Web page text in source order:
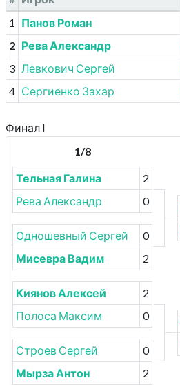
1
Панов Роман
2 Рева Александр
3 Левкович Сергей
4 Сергиенко Захар
Финал I
1/8
Тельная Галина
2
Рева Александр
0
Одношевный Сергей
0
Мисевра Вадим
2
Киянов Алексей
2
Полоса Максим
0
Строев Сергей
0
Мырза Антон
2